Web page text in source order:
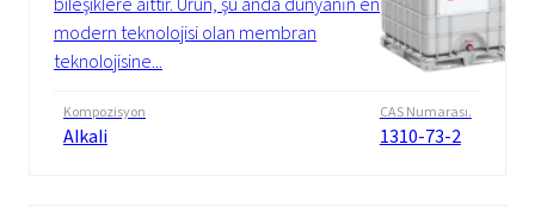
modern teknolojisi olan membran
teknolojisine...
Kompozisyon
Alkali
CAS Numarası.
1310-73-2